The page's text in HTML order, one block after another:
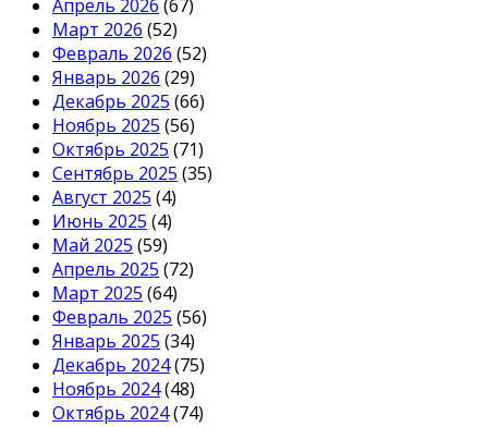
Апрель 2026 (67)
Март 2026 (52)
Февраль 2026 (52)
Январь 2026 (29)
Декабрь 2025 (66)
Ноябрь 2025 (56)
Октябрь 2025 (71)
Сентябрь 2025 (35)
Август 2025 (4)
Июнь 2025 (4)
Май 2025 (59)
Апрель 2025 (72)
Март 2025 (64)
Февраль 2025 (56)
Январь 2025 (34)
Декабрь 2024(75)
Ноябрь 2024(48)
Октябрь 2024(74)